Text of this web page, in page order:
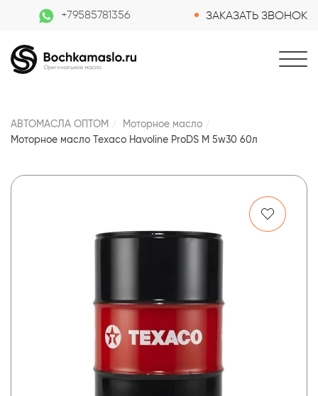
+79585781356 ЗАКАЗАТЬ ЗВОНОК
АВТОМАСЛА ОПТОМ
Моторное масло
Моторное масло Texaco Havoline ProDS M 5w30 60л